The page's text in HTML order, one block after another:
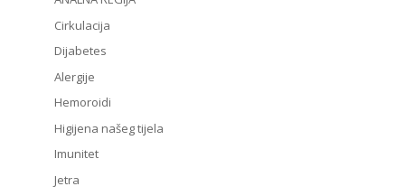
Cirkulacija
Dijabetes
Alergije
Hemoroidi
Higijena našeg tijela
Imunitet
Jetra